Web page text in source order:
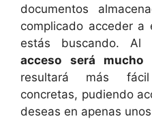
documentos
complicado acceder
estás buscando. Al
acceso será mucho
resultará más
concretas, pudiendo
deseas en apenas